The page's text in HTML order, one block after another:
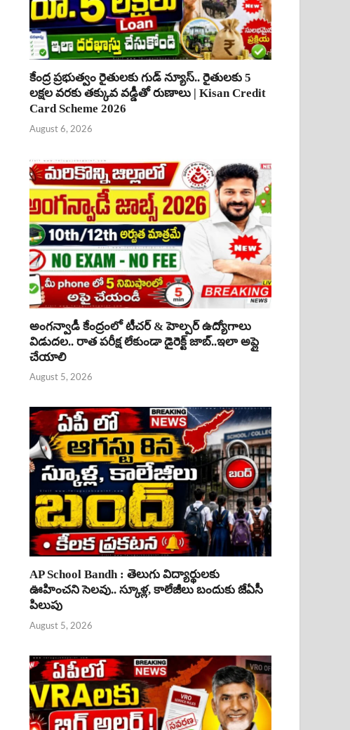
కేంద్ర ప్రభుత్వం రైతులకు గుడ్ న్యూస్.. రైతులకు 5
లక్షల వరకు తక్కువ వడ్డీతో రుణాలు | Kisan Credit
Card Scheme 2026
August 6, 2026
అంగన్వాడీ కేంద్రంలో టీచర్ & హెల్పర్ ఉద్యోగాలు
విడుదల.. రాత పరీక్ష లేకుండా డైరెక్ట్ జాబ్..ఇలా అప్లై
చేయాలి
August 5, 2026
AP School Bandh : తెలుగు విద్యార్థులకు
ఊహించని సెలవు.. స్కూళ్ల, కాలేజీలు బందుకు జేఏసీ
పిలుపు
August 5, 2026